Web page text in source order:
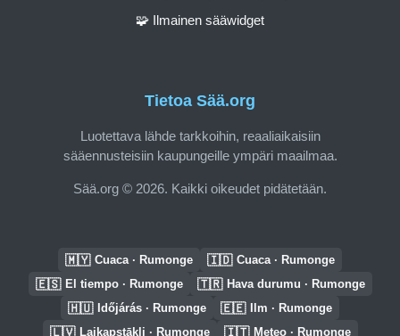
Tietoa Sää.org
Luotettava lähde tarkkoihin, reaaliaikaisiin
sääennusteisiin kaupungeille ympäri maailmaa.
Sää.org © 2026. Kaikki oikeudet pidätetään.
🧩 Ilmainen sääwidget
🇲🇾 Cuaca · Rumonge 🇮🇩 Cuaca · Rumonge
🇪🇸 El tiempo · Rumonge 🇹🇷 Hava durumu · Rumonge
🇭🇺 Időjárás · Rumonge 🇪🇪 Ilm · Rumonge
🇱🇻 Laikapstākļi · Rumonge 🇮🇹 Meteo · Rumonge